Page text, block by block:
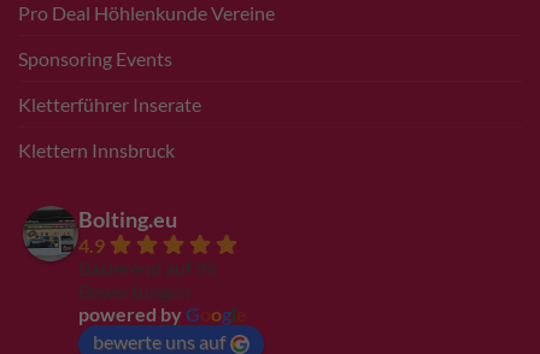
Pro Deal Höhlenkunde Vereine
Sponsoring Events
Kletterführer Inserate
Klettern Innsbruck
Bolting.eu
4.9
Basierend auf 94
Bewertungen
powered by G ogl
bewerte uns auf